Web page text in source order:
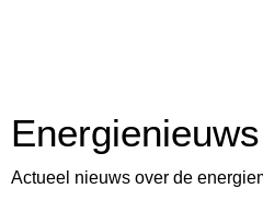
Energienieuws
Actueel nieuws over de